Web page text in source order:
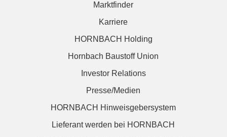
Marktfinder
Karriere
HORNBACH Holding
Hornbach Baustoff Union
Investor Relations
Presse/Medien
HORNBACH Hinweisgebersystem
Lieferant werden bei HORNBACH